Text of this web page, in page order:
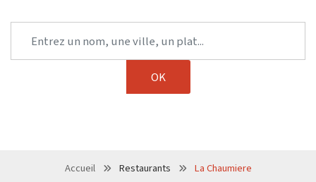
Accueil Restaurants La Chaumiere